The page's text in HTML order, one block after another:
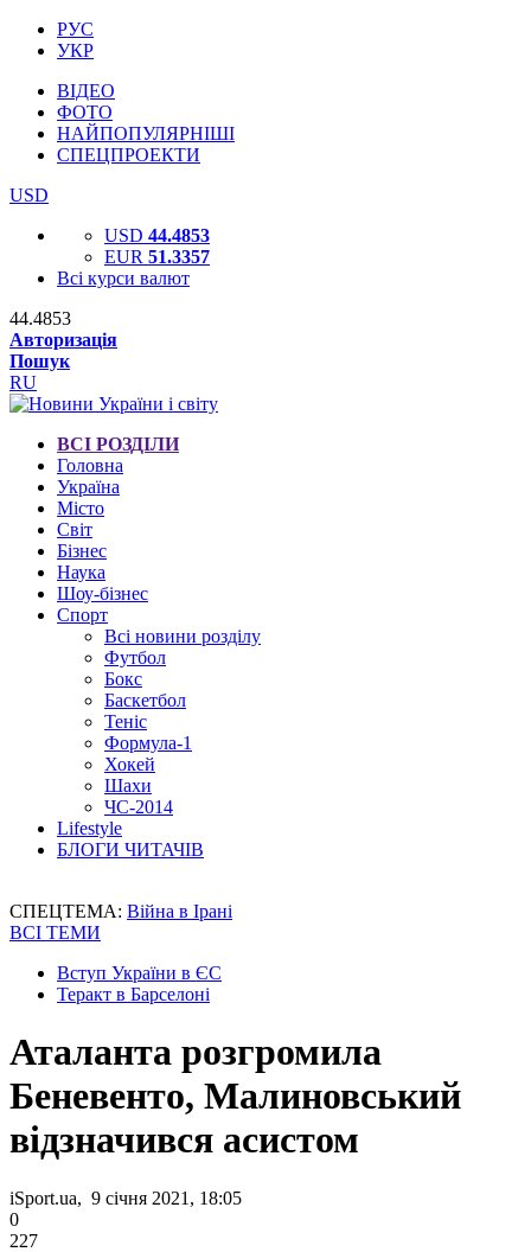
РУС
УКР
ВІДЕО
ФОТО
НАЙПОПУЛЯРНІШІ
СПЕЦПРОЕКТИ
USD
USD 44.4853
EUR 51.3357
Всі курси валют
44.4853
Авторизація
Пошук
RU
ВСІ РОЗДІЛИ
Головна
Україна
Місто
Світ
Бізнес
Наука
Шоу-бізнес
Спорт
Всі новини розділу
Футбол
Бокс
Баскетбол
Теніс
Формула-1
Хокей
Шахи
ЧС-2014
Lifestyle
БЛОГИ ЧИТАЧІВ
СПЕЦТЕМА: Війна в Ірані
ВСІ ТЕМИ
Вступ України в ЄС
Теракт в Барселоні
Аталанта розгромила
Беневенто, Малиновський
відзначився асистом
iSport.ua, 9 січня 2021, 18:05
0
227